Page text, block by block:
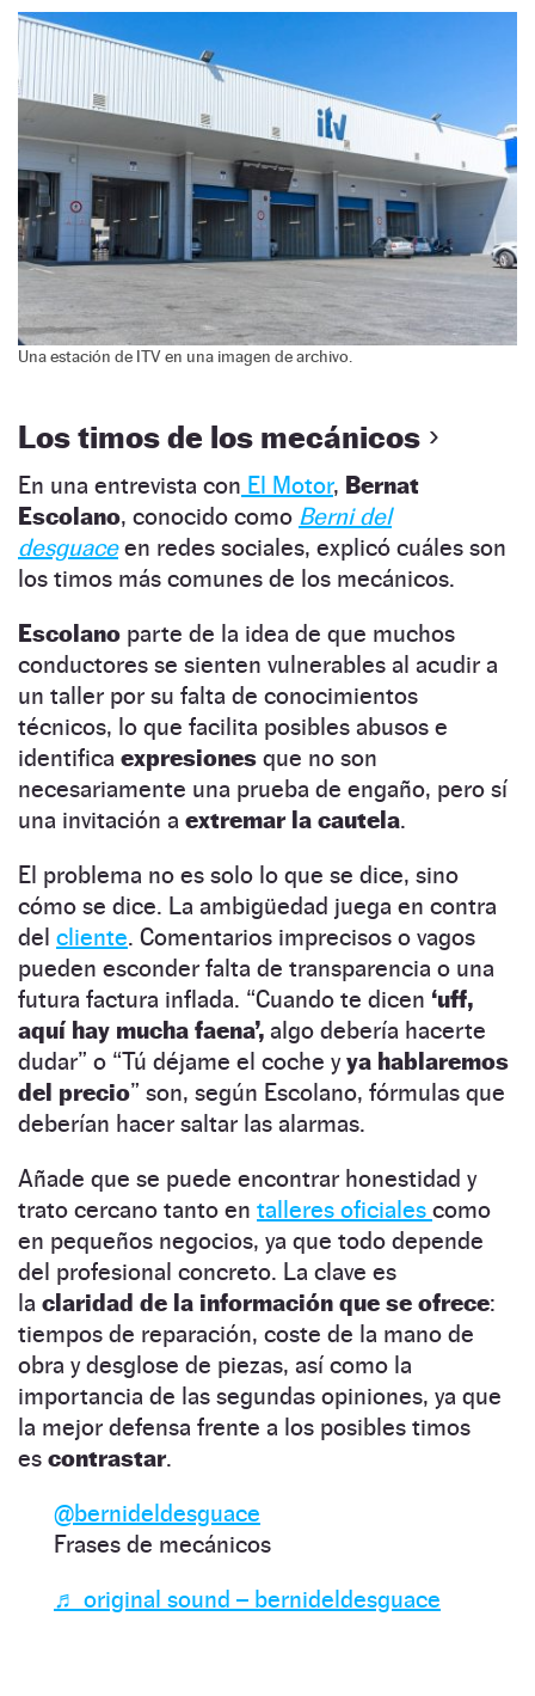
Una estación de ITV en una imagen de archivo.
Los timos de los mecánicos
En una entrevista con El Motor, Bernat
Escolano, conocido como Berni del
desguaceen redes sociales, explicó cuáles son
los timos más comunes de los mecánicos.
Escolano parte de la idea de que muchos
conductores se sienten vulnerables al acudir a
un taller por su falta de conocimientos
técnicos, lo que facilita posibles abusos e
identifica expresiones que no son
necesariamente una prueba de engaño, pero sí
una invitación a extremar la cautela.
El problema no es solo lo que se dice, sino
cómo se dice. La ambigüedad juega en contra
del cliente. Comentarios imprecisos o vagos
pueden esconder falta de transparencia o una
futura factura inflada. “Cuando te dicen ‘uff,
aquí hay mucha faena’, algo debería hacerte
dudar” o “Tú déjame el coche yya hablaremos
del precio” son, según Escolano, fórmulas que
deberían hacer saltar las alarmas.
Añade que se puede encontrar honestidad y
trato cercano tanto en talleres oficiales como
en pequeños negocios, ya que todo depende
del profesional concreto. La clave es
la claridad de la información que se ofrece:
tiempos de reparación, coste de la mano de
obra y desglose de piezas, así como la
importancia de las segundas opiniones, ya que
la mejor defensa frente a los posibles timos
es contrastar.
@bernideldesguace
Frases de mecánicos
♬ original sound – bernideldesguace